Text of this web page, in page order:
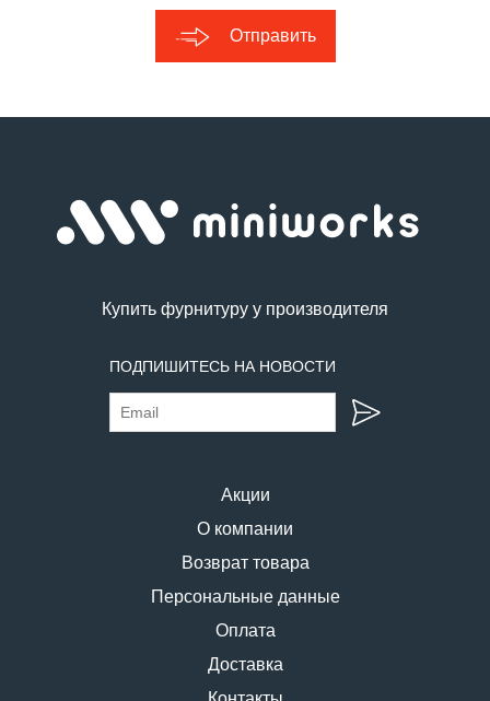
Отправить
Купить фурнитуру у производителя
ПОДПИШИТЕСЬ НА НОВОСТИ
Акции
О компании
Возврат товара
Персональные данные
Оплата
Доставка